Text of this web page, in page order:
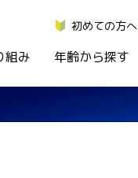
初めての方へ
組み 年齢から探す